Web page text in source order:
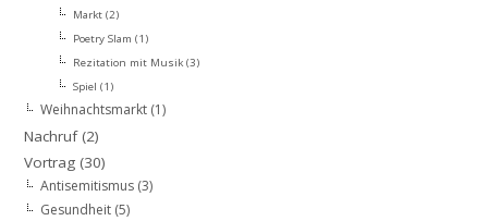
Markt(2)
Poetry Slam (1)
Rezitation mit Musik(3)
Spiel (1)
Weihnachtsmarkt(1)
Nachruf(2)
Vortrag(30)
Antisemitismus(3)
Gesundheit(5)